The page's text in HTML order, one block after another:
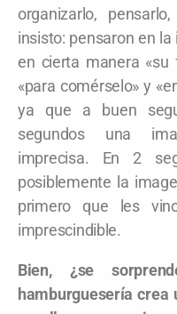
organizarlo,
insisto: pensaron en
en cierta manera «su
«para comérselo» y
ya que a buen
segundos una
imprecisa. En 2
posiblemente la
primero que les
imprescindible.
Bien, ¿se
hamburguesería crea